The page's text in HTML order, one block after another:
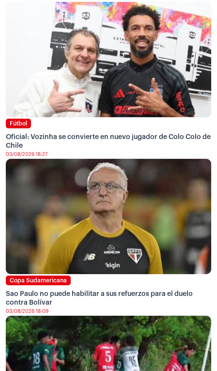
Fútbol
Oficial: Vozinha se convierte en nuevo jugador de Colo Colo de
Chile
03/08/2026 18:27
Copa Sudamericana
Sao Paulo no puede habilitar a sus refuerzos para el duelo
contra Bolívar
03/08/2026 18:09